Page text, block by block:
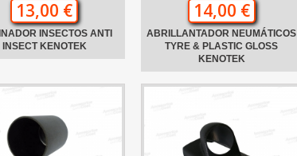
13,00 €
INSECTOS ANTI
INSECT KENOTEK
14,00 €
ABRILLANTADOR NEUMÁTICOS
TYRE & PLASTIC GLOSS
KENOTEK